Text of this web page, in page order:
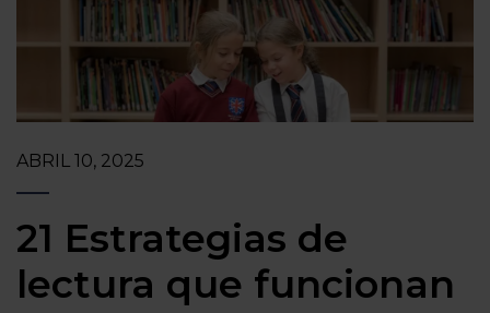
ABRIL 10, 2025
21 Estrategias de
lectura que funcionan